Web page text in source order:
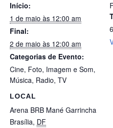
Início:
1 de maio às 12:00 am
Final:
2 de maio às 12:00 am
Categorias de Evento:
Cine, Foto, Imagem e Som,
Música, Radio, TV
LOCAL
Arena BRB Mané Garrincha
Brasília, DF